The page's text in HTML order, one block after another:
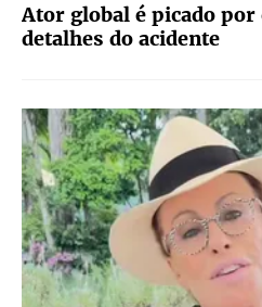
Ator global é picado por
detalhes do acidente